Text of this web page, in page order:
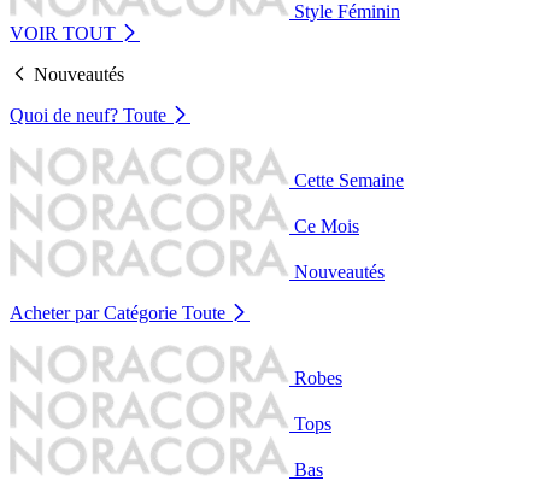
Style Féminin
VOIR TOUT
Nouveautés
Quoi de neuf? Toute
Cette Semaine
Ce Mois
Nouveautés
Acheter par Catégorie Toute
Robes
Tops
Bas